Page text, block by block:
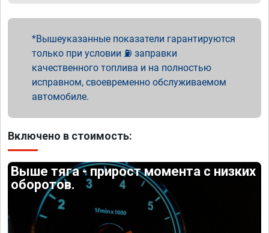
Вышеуказанные показатели гарантируются
только при условии ⛽ заправки
качественного топлива и на полностью
исправном, своевременно обслуживаемом
автомобиле.
Включено в стоимость:
Выше тяга - прирост момента с низких
оборотов.